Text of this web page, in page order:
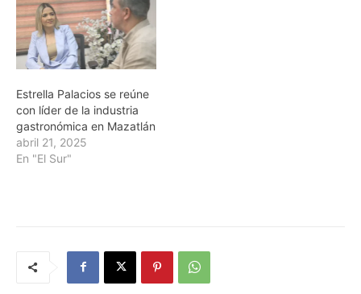
Estrella Palacios se reúne
con líder de la industria
gastronómica en Mazatlán
abril 21, 2025
En "El Sur"